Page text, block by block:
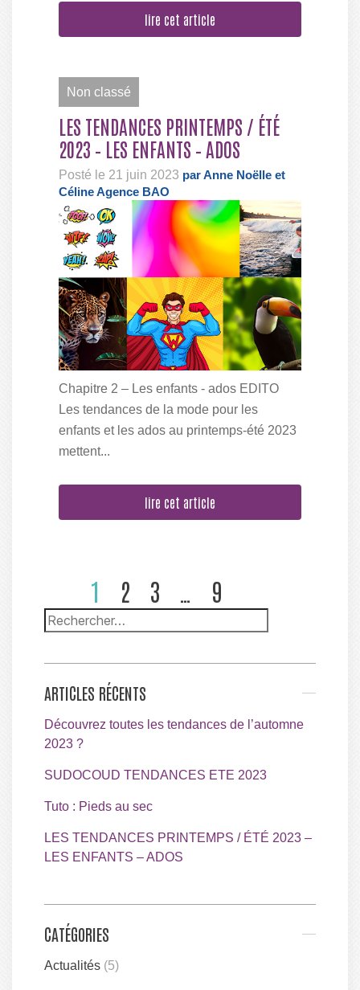
lire cet article
Non classé
LES TENDANCES PRINTEMPS / ÉTÉ
2023 – LES ENFANTS – ADOS
Posté le 21 juin 2023 par Anne Noëlle et
Céline Agence BAO
Chapitre 2 – Les enfants - ados EDITO
Les tendances de la mode pour les
enfants et les ados au printemps-été 2023
mettent...
lire cet article
1 2 3 9
ARTICLES RÉCENTS
Découvrez toutes les tendances de l’automne
2023 ?
SUDOCOUD TENDANCES ETE 2023
Tuto : Pieds au sec
LES TENDANCES PRINTEMPS / ÉTÉ 2023 –
LES ENFANTS – ADOS
CATÉGORIES
Actualités (5)